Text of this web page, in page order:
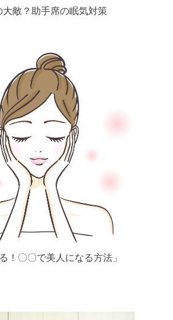
大敵？助手席の眠気対策
！〇〇で美人になる方法」